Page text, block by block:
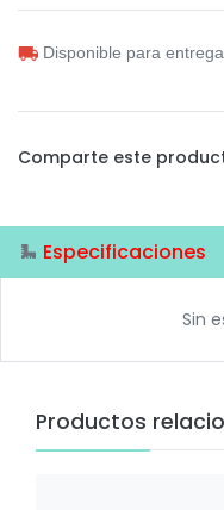
Disponible para
Comparte este
Especificaciones
Sin
Productos